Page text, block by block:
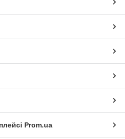
Prom.ua